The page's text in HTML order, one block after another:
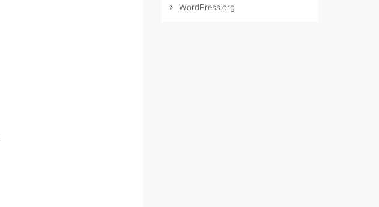
WordPress.org